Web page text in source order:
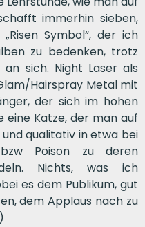
immerhin sieben,
Symbol“, der ich
zu bedenken, trotz
sich. Night Laser als
Hairspray Metal mit
der sich im hohen
eine Katze, der man auf
qualitativ in etwa bei
Poison zu deren
Nichts, was ich
es dem Publikum, gut
dem Applaus nach zu